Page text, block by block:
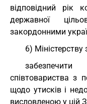
відповідний рік
державної
закордонними
6)
забезпечити
співтовариства з
щодо утисків і
висловленою у цій